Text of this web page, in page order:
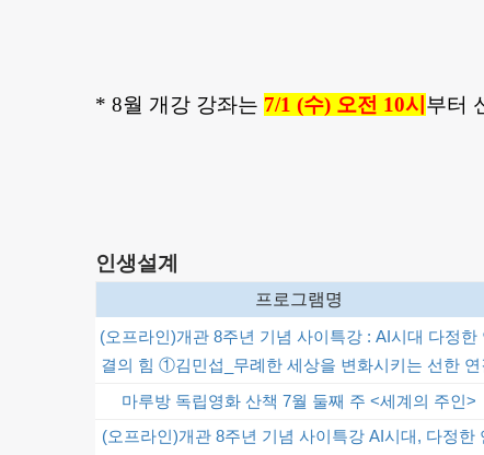
* 8월 개강 강좌는 7/1 (수) 오전 10시 부터
인생설계
프로그램명
(오프라인)개관 8주년 기념 사이특강 : AI시대 다정한
결의 힘 ①김민섭_무례한 세상을 변화시키는 선한 연
마루방 독립영화 산책 7월 둘째 주 <세계의 주인>
(오프라인)개관 8주년 기념 사이특강 AI시대, 다정한